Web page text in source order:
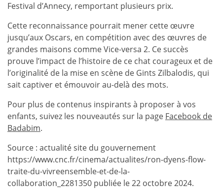
Festival d’Annecy, remportant plusieurs prix.
Cette reconnaissance pourrait mener cette œuvre
jusqu’aux Oscars, en compétition avec des œuvres de
grandes maisons comme Vice-versa 2. Ce succès
prouve l’impact de l’histoire de ce chat courageux et de
l’originalité de la mise en scène de Gints Zilbalodis, qui
sait captiver et émouvoir au-delà des mots.
Pour plus de contenus inspirants à proposer à vos
enfants, suivez les nouveautés sur la page Facebook de
Badabim.
Source : actualité site du gouvernement
https://www.cnc.fr/cinema/actualites/ron-dyens-flow-
traite-du-vivreensemble-et-de-la-
collaboration_2281350 publiée le 22 octobre 2024.